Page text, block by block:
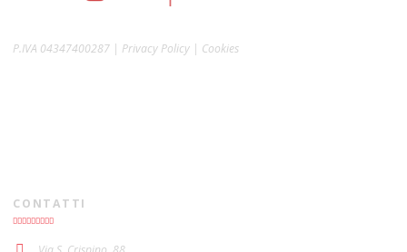
P.IVA 04347400287 | Privacy Policy | Cookies
CONTATTI